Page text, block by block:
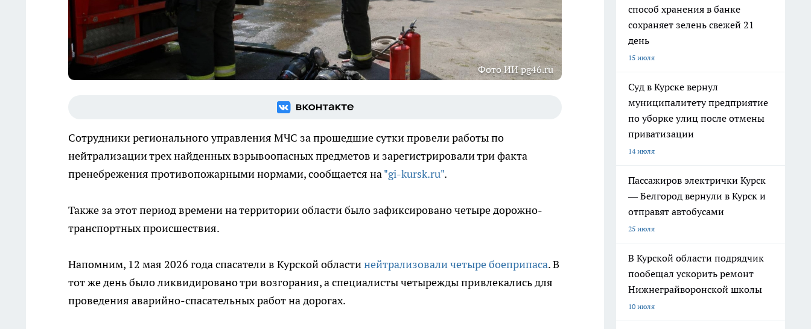
Фото ИИ pg46.ru
Сотрудники регионального управления МЧС за прошедшие сутки провели работы по
нейтрализации трех найденных взрывоопасных предметов и зарегистрировали три факта
пренебрежения противопожарными нормами, сообщается на"gi-kursk.ru".
Также за этот период времени на территории области было зафиксировано четыре дорожно-
транспортных происшествия.
Напомним, 12 мая 2026 года спасатели в Курской областинейтрализовали четыре боеприпаса. В
тот же день было ликвидировано три возгорания, а специалисты четырежды привлекались для
проведения аварийно-спасательных работ на дорогах.
способ хранения в банке
сохраняет зелень свежей 21
день
15 июля
Суд в Курске вернул
муниципалитету предприятие
по уборке улиц после отмены
приватизации
14 июля
Пассажиров электрички Курск
— Белгород вернули в Курск и
отправят автобусами
25 июля
В Курской области подрядчик
пообещал ускорить ремонт
Нижнеграйворонской школы
10 июля